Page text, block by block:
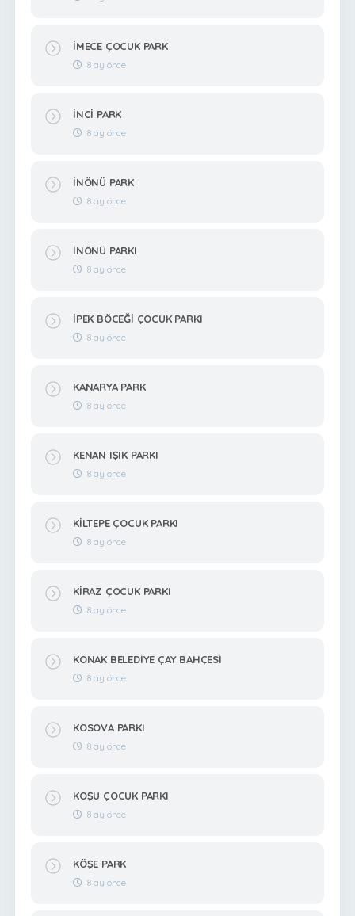
İMECE ÇOCUK PARK
8 ay önce
İNCİ PARK
8 ay önce
İNÖNÜ PARK
8 ay önce
İNÖNÜ PARKI
8 ay önce
İPEK BÖCEĞİ ÇOCUK PARKI
8 ay önce
KANARYA PARK
8 ay önce
KENAN IŞIK PARKI
8 ay önce
KİLTEPE ÇOCUK PARKI
8 ay önce
KİRAZ ÇOCUK PARKI
8 ay önce
KONAK BELEDİYE ÇAY BAHÇESİ
8 ay önce
KOSOVA PARKI
8 ay önce
KOŞU ÇOCUK PARKI
8 ay önce
KÖŞE PARK
8 ay önce